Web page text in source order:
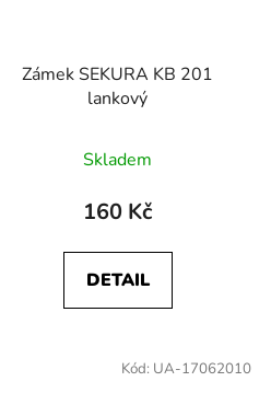
Zámek SEKURA KB 201
lankový
Skladem
160 Kč
DETAIL
Kód: UA-17062010